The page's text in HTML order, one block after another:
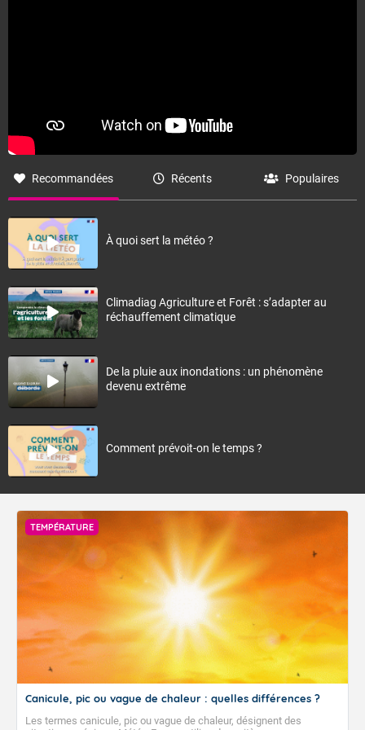
Recommandées Récents Populaires
À quoi sert la météo ?
Climadiag Agriculture et Forêt : s’adapter au
réchauffement climatique
De la pluie aux inondations : un phénomène
devenu extrême
Comment prévoit-on le temps ?
TEMPÉRATURE
Canicule, pic ou vague de chaleur : quelles différences ?
Les termes canicule, pic ou vague de chaleur, désignent des